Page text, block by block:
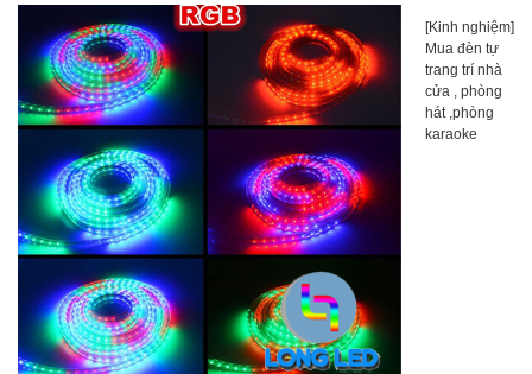
[Kinh nghiệm]
Mua đèn tự
trang trí nhà
cửa , phòng
hát ,phòng
karaoke